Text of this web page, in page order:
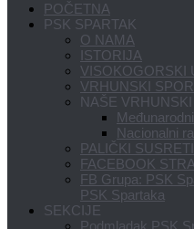
POČETNA
PSK SPARTAK
O NAMA
ISTORIJA
VISOKOGORSKI
VRHUNSKI
NAŠE
Nacionalni
PALIČKI
FACEBOOK
FB Grupa: PSK
PSK Spartaka
SEKCIJE